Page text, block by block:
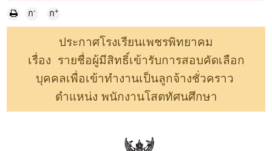
ก- ก+
ประกาศโรงเรียนเพชรพิทยาคม
เรื่อง รายชื่อผู้มีสิทธิ์เข้ารับการสอบคัดเลือก
บุคคลเพื่อเข้าทำงานเป็นลูกจ้างชั่วคราว
ตำแหน่ง พนักงานโสตทัศนศึกษา